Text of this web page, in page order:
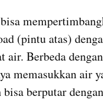
(pintu atas)
air. Berbeda
memasukkan air
bisa berputar